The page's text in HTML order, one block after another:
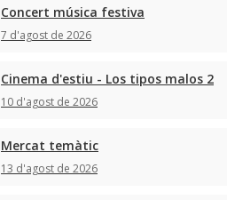
Concert música festiva
7 d'agost de 2026
Cinema d'estiu - Los tipos malos 2
10 d'agost de 2026
Mercat temàtic
13 d'agost de 2026